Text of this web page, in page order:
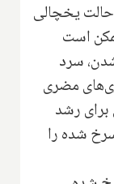
حالت یخچالی
است
سرد
مضری
رشد
شده را